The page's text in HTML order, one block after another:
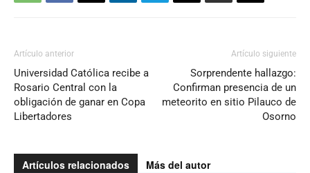
Artículo anterior
Universidad Católica recibe a
Rosario Central con la
obligación de ganar en Copa
Libertadores
Artículo siguiente
Sorprendente hallazgo:
Confirman presencia de un
meteorito en sitio Pilauco de
Osorno
Artículos relacionados Más del autor